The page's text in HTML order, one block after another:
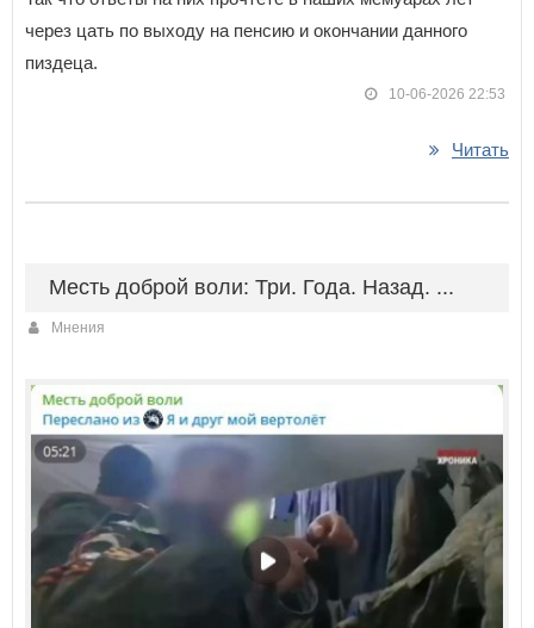
через цать по выходу на пенсию и окончании данного
пиздеца.
10-06-2026 22:53
Читать
Месть доброй воли: Три. Года. Назад. ...
Мнения